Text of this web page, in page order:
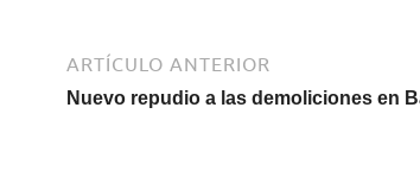
ARTÍCULO ANTERIOR
Nuevo repudio a las demoliciones en